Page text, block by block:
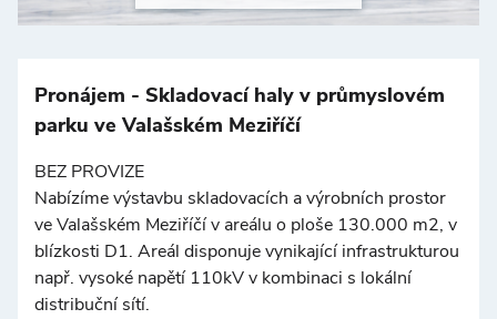
−
Pronájem - Skladovací haly v průmyslovém
parku ve Valašském Meziříčí
BEZ PROVIZE
Nabízíme výstavbu skladovacích a výrobních prostor
ve Valašském Meziříčí v areálu o ploše 130.000 m2, v
blízkosti D1. Areál disponuje vynikající infrastrukturou
např. vysoké napětí 110kV v kombinaci s lokální
distribuční sítí.